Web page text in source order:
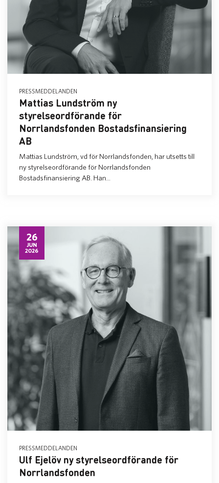
PRESSMEDDELANDEN
Mattias Lundström ny
styrelseordförande för
Norrlandsfonden Bostadsfinansiering
AB
Mattias Lundström, vd för Norrlandsfonden, har utsetts till
ny styrelseordförande för Norrlandsfonden
Bostadsfinansiering AB. Han...
26
JUN
2026
PRESSMEDDELANDEN
Ulf Ejelöv ny styrelseordförande för
Norrlandsfonden